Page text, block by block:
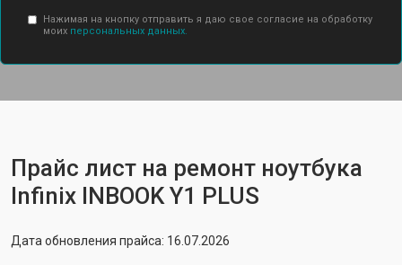
Нажимая на кнопку отправить я даю свое согласие на обработку
моих персональных данных.
Прайс лист на ремонт ноутбука
Infinix INBOOK Y1 PLUS
Дата обновления прайса: 16.07.2026